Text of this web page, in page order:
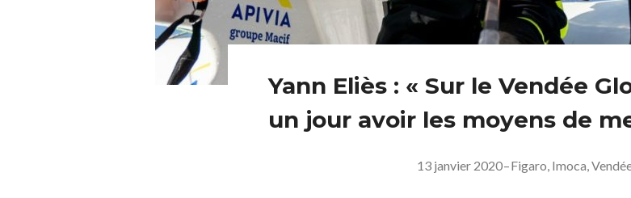
Yann Eliès : « Sur le Vendée
un jour avoir les moyens de
13 janvier 2020–Figaro, Imoca,